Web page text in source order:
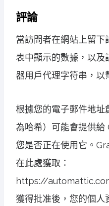
評論
當訪問者在網站上留
表中顯示的數據，以及
器用戶代理字符串，以
根據您的電子郵件地址
為哈希）可能會提供
您是否正在使用它。
在此處獲取：
https://
獲得批准後，您的個人